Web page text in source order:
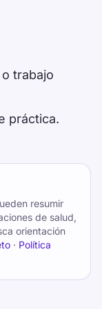
trabajo
práctica.
resumir
de salud,
orientación
· Política